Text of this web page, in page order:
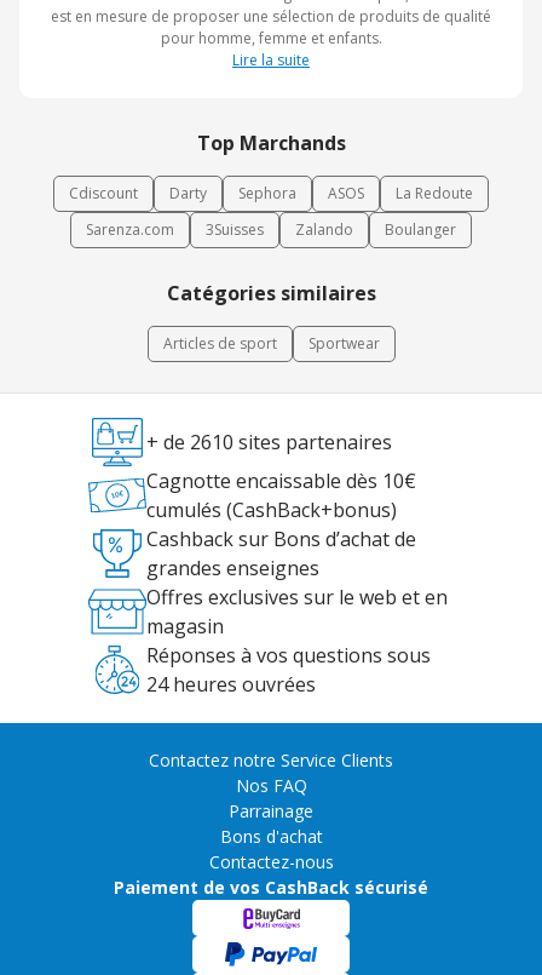
est en mesure de proposer une sélection de produits de qualité
pour homme, femme et enfants.
Lire la suite
Top Marchands
Cdiscount Darty Sephora ASOS
La Redoute
Sarenza.com
3Suisses Zalando Boulanger
Catégories similaires
Articles de sport Sportwear
+ de 2610 sites partenaires
Cagnotte encaissable dès 10€
cumulés (CashBack+bonus)
Cashback sur Bons d’achat de
grandes enseignes
Offres exclusives sur le web et en
magasin
Réponses à vos questions sous
24 heures ouvrées
Contactez notre Service Clients
Nos FAQ
Parrainage
Bons d'achat
Contactez-nous
Paiement de vos CashBack sécurisé